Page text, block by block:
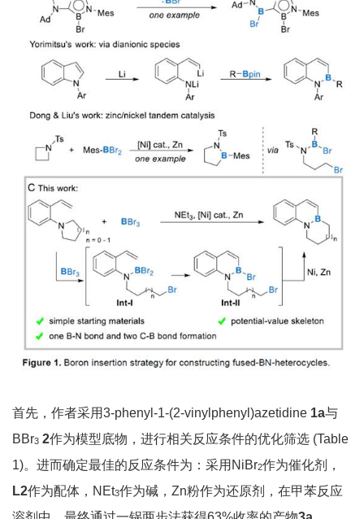
首先，作者采用3-phenyl-1-(2-vinylphenyl)azetidine 1a与
BBr3 2作为模型底物，进行相关反应条件的优化筛选 (Table
1)。进而确定最佳的反应条件为：采用NiBr2作为催化剂，
L2作为配体，NEt3作为碱，Zn粉作为还原剂，在甲苯反应